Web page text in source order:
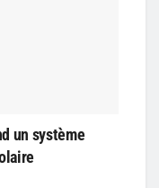
un système